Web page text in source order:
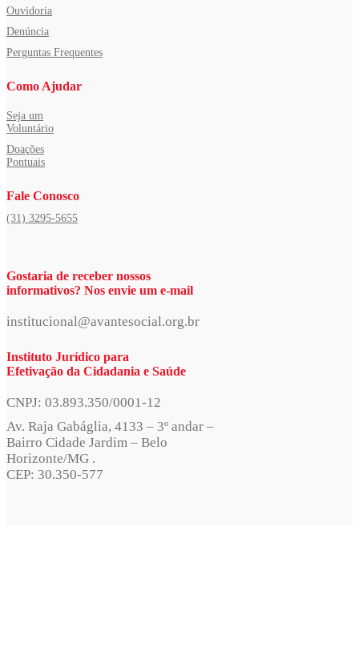
Ouvidoria
Denúncia
Perguntas Frequentes
Como Ajudar
Seja um
Voluntário
Doações
Pontuais
Fale Conosco
(31) 3295-5655
Gostaria de receber nossos
informativos? Nos envie um e-mail
institucional@avantesocial.org.br
Instituto Jurídico para
Efetivação da Cidadania e Saúde
CNPJ: 03.893.350/0001-12
Av. Raja Gabáglia, 4133 – 3º andar –
Bairro Cidade Jardim – Belo
Horizonte/MG .
CEP: 30.350-577